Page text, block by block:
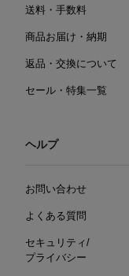
送料・手数料
商品お届け・納期
返品・交換について
セール・特集一覧
ヘルプ
お問い合わせ
よくある質問
セキュリティ/
プライバシー